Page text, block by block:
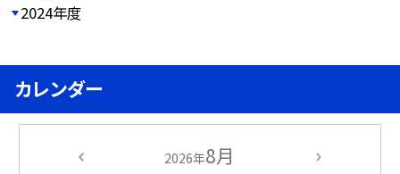
2024年度
カレンダー
2026年8月